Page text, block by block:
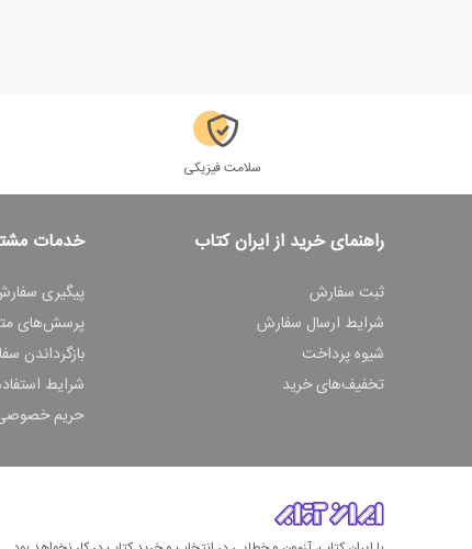
سلامت فیزیکی
راهنمای خرید از ایران کتاب
ثبت سفارش
شرایط ارسال سفارش
شیوه پرداخت
تخفیف‌های خرید
خدمات
پیگیری
پرسش‌های
بازگرداندن
شرایط
حریم